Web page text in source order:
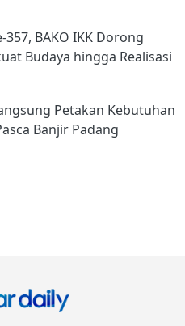
357, BAKO IKK Dorong
Budaya hingga Realisasi
Petakan Kebutuhan
Banjir Padang